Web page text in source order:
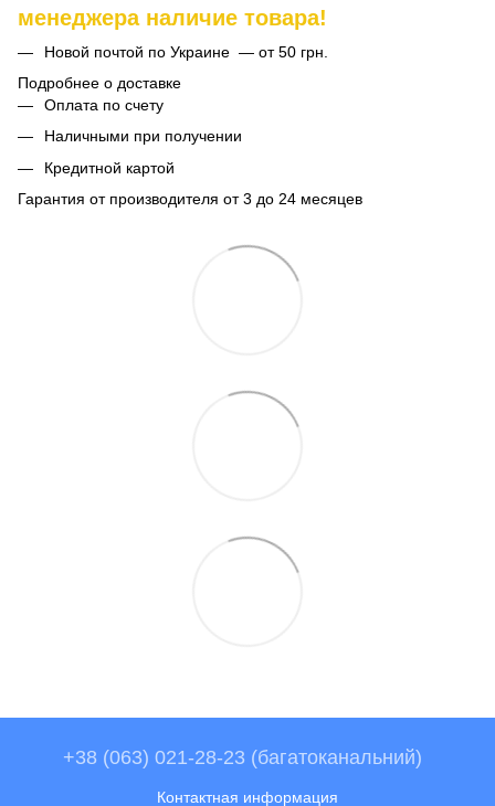
менеджера наличие товара!
Новой почтой по Украине — от 50 грн.
Подробнее о доставке
Оплата по счету
Наличными при получении
Кредитной картой
Гарантия от производителя от 3 до 24 месяцев
+38 (063) 021-28-23 (багатоканальний)
Контактная информация